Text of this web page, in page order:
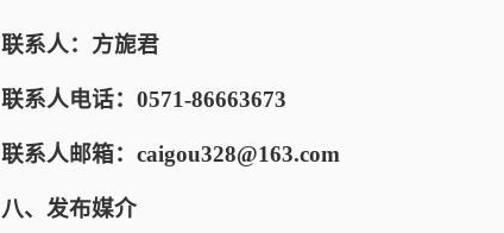
联系人：方旎君
联系人电话：0571-86663673
联系人邮箱：caigou328@163.com
八、发布媒介